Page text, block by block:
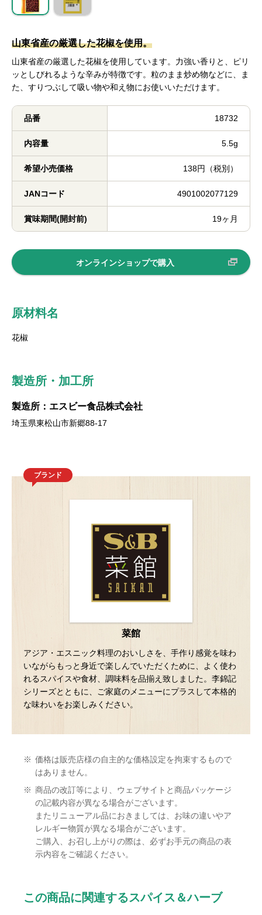
山東省産の厳選した花椒を使用。
山東省産の厳選した花椒を使用しています。力強い香りと、ピリ
ッとしびれるような辛みが特徴です。粒のまま炒め物などに、ま
た、すりつぶして吸い物や和え物にお使いいただけます。
品番 18732
内容量 5.5g
希望小売価格 138円（税別）
JANコード 4901002077129
賞味期間(開封前) 19ヶ月
オンラインショップで購入
原材料名
花椒
製造所・加工所
製造所：エスビー食品株式会社
埼玉県東松山市新郷88-17
ブランド
菜館
アジア・エスニック料理のおいしさを、手作り感覚を味わ
いながらもっと身近で楽しんでいただくために、よく使わ
れるスパイスや食材、調味料を品揃え致しました。李錦記
シリーズとともに、ご家庭のメニューにプラスして本格的
な味わいをお楽しみください。
※ 価格は販売店様の自主的な価格設定を拘束するもので
はありません。
※ 商品の改訂等により、ウェブサイトと商品パッケージ
の記載内容が異なる場合がございます。
またリニューアル品におきましては、お味の違いやア
レルギー物質が異なる場合がございます。
ご購入、お召し上がりの際は、必ずお手元の商品の表
示内容をご確認ください。
この商品に関連するスパイス＆ハーブ